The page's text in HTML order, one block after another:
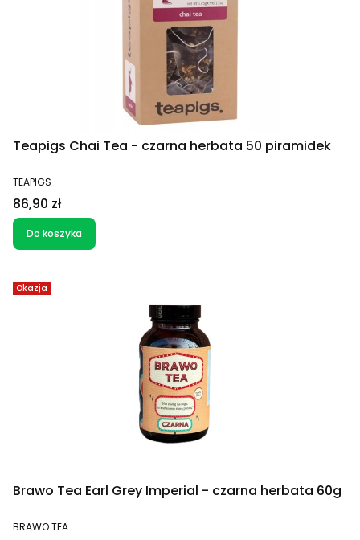
Teapigs Chai Tea - czarna herbata 50 piramidek
PRODUCENT
TEAPIGS
Cena
86,90 zł
Do koszyka
Okazja
Brawo Tea Earl Grey Imperial - czarna herbata 60g
PRODUCENT
BRAWO TEA